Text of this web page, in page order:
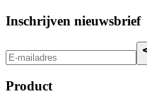
Inschrijven nieuwsbrief
Product